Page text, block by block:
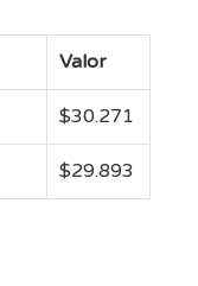
Valor
$30.271
$29.893